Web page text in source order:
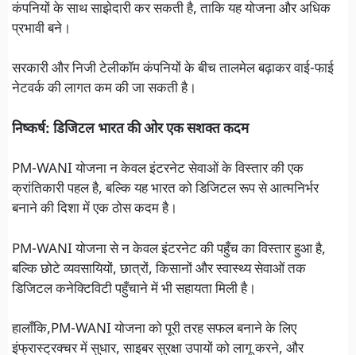
कंपनियों के साथ साझेदारी कर सकती है, ताकि यह योजना और अधिक
प्रभावी बने।
सरकारी और निजी टेलीकॉम कंपनियों के बीच तालमेल बढ़ाकर वाई-फाई
नेटवर्क की लागत कम की जा सकती है।
निष्कर्ष: डिजिटल भारत की ओर एक सशक्त कदम
PM-WANI योजना न केवल इंटरनेट सेवाओं के विस्तार की एक
क्रांतिकारी पहल है, बल्कि यह भारत को डिजिटल रूप से आत्मनिर्भर
बनाने की दिशा में एक ठोस कदम है।
PM-WANI योजना से न केवल इंटरनेट की पहुँच का विस्तार हुआ है,
बल्कि छोटे व्यवसायियों, छात्रों, किसानों और स्वास्थ्य सेवाओं तक
डिजिटल कनेक्टिविटी पहुँचाने में भी सहायता मिली है।
हालाँकि,PM-WANI योजना को पूरी तरह सफल बनाने के लिए
इंफ्रास्ट्रक्चर में सुधार, साइबर सुरक्षा उपायों को लागू करने, और